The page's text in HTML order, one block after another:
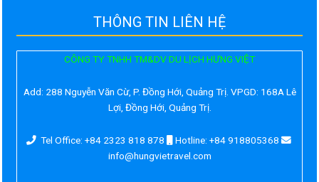
THÔNG TIN LIÊN HỆ
CÔNG TY TNHH TM&DV DU LỊCH HƯNG VIỆT
Add: 288 Nguyễn Văn Cừ, P. Đồng Hới, Quảng Trị. VPGD: 168A Lê
Lợi, Đồng Hới, Quảng Trị.
Tel Office: +84 2323 818 878
Hotline: +84 918805368
info@hungvietravel.com